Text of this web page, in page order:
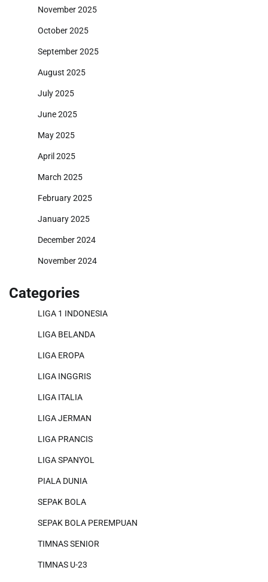
November 2025
October 2025
September 2025
August 2025
July 2025
June 2025
May 2025
April 2025
March 2025
February 2025
January 2025
December 2024
November 2024
Categories
LIGA 1 INDONESIA
LIGA BELANDA
LIGA EROPA
LIGA INGGRIS
LIGA ITALIA
LIGA JERMAN
LIGA PRANCIS
LIGA SPANYOL
PIALA DUNIA
SEPAK BOLA
SEPAK BOLA PEREMPUAN
TIMNAS SENIOR
TIMNAS U-23